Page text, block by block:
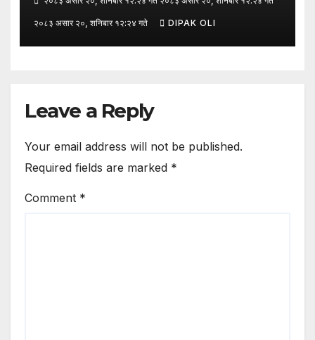
सन्देशलाई
२०८३ असार २०, शनिबार १२:२४ गते DIPAK OLI
Leave a Reply
Your email address will not be published.
Required fields are marked *
Comment *